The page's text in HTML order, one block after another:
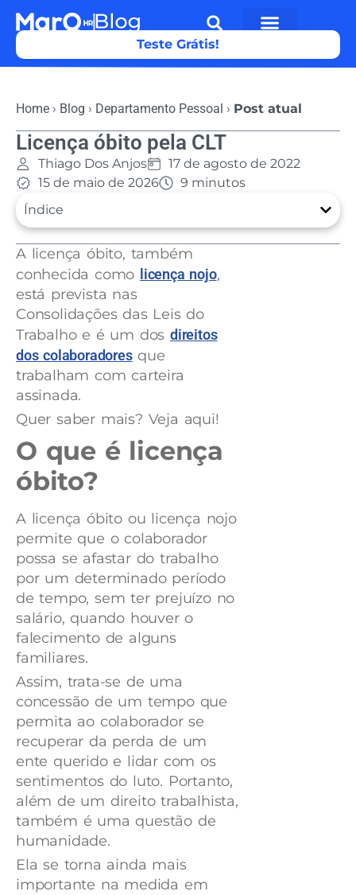
Teste Grátis!
Home › Blog › Departamento Pessoal › Post atual
Licença óbito pela CLT
Thiago Dos Anjos
17 de agosto de 2022
15 de maio de 2026
9 minutos
Índice
A licença óbito, também
conhecida como
licença nojo,
está prevista nas
Consolidações das Leis do
Trabalho e é um dosdireitos
dos colaboradoresque
trabalham com carteira
assinada.
Quer saber mais? Veja aqui!
O que é licença
óbito?
A licença óbito ou licença nojo
permite que o colaborador
possa se afastar do trabalho
por um determinado período
de tempo, sem ter prejuízo no
salário, quando houver o
falecimento de alguns
familiares.
Assim, trata-se de uma
concessão de um tempo que
permita ao colaborador se
recuperar da perda de um
ente querido e lidar com os
sentimentos do luto. Portanto,
além de um direito trabalhista,
também é uma questão de
humanidade.
Ela se torna ainda mais
importante na medida em